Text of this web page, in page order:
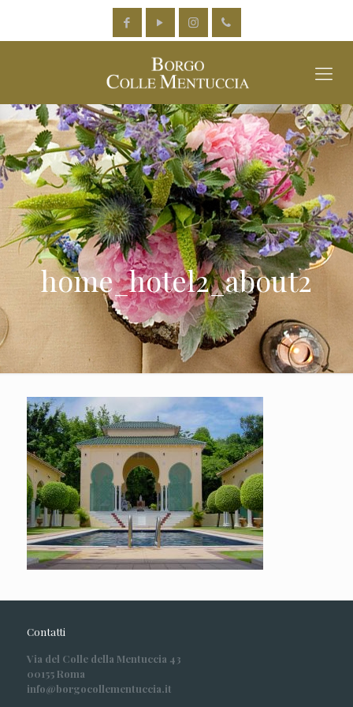
home_hotel2_about2
Contatti
Via del Colle della Mentuccia 43
00155 Roma
info@borgocollementuccia.it